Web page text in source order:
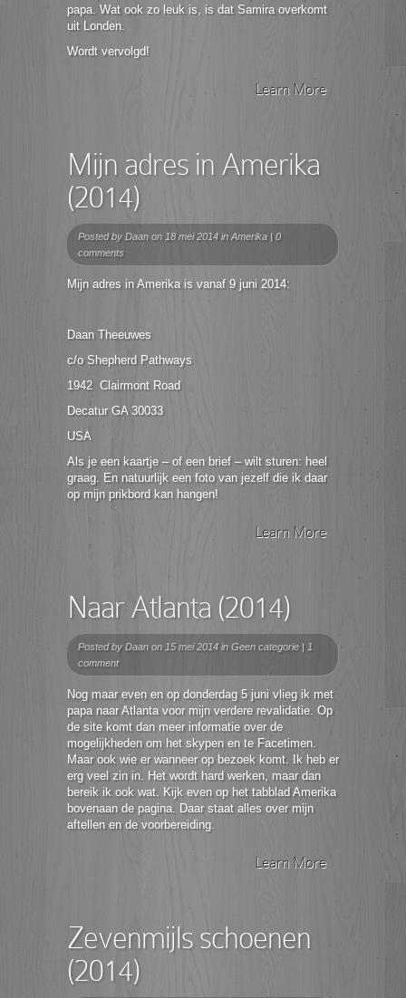
papa. Wat ook zo leuk is, is dat Samira overkomt
uit Londen.
Wordt vervolgd!
Learn More
Mijn adres in Amerika
(2014)
Posted by Daan on 18 mei 2014 in Amerika |0
comments
Mijn adres in Amerika is vanaf 9 juni 2014:
Daan Theeuwes
c/o Shepherd Pathways
1942 Clairmont Road
Decatur GA 30033
USA
Als je een kaartje – of een brief – wilt sturen: heel
graag. En natuurlijk een foto van jezelf die ik daar
op mijn prikbord kan hangen!
Learn More
Naar Atlanta (2014)
Posted by Daan on 15 mei 2014 in Geen categorie | 1
comment
Nog maar even en op donderdag 5 juni vlieg ik met
papa naar Atlanta voor mijn verdere revalidatie. Op
de site komt dan meer informatie over de
mogelijkheden om het skypen en te Facetimen.
Maar ook wie er wanneer op bezoek komt. Ik heb er
erg veel zin in. Het wordt hard werken, maar dan
bereik ik ook wat. Kijk even op het tabblad Amerika
bovenaan de pagina. Daar staat alles over mijn
aftellen en de voorbereiding.
Learn More
Zevenmijls schoenen
(2014)